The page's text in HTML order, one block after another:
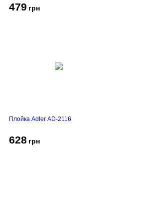
479 грн
Плойка Adler AD-2116
628 грн